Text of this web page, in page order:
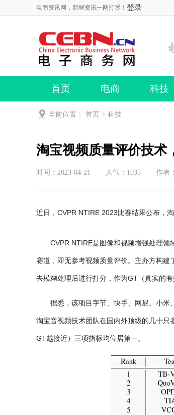
电商资讯网，新鲜资讯一网打尽！ 登录
首页 电商 科技
当前位置： 首页 > 科技
淘宝视频质量评价技术
时间：2023-04-21 人气： 1035 作者
近日，CVPR NTIRE 2023比赛结果公布，
CVPR NTIRE是图像和视频增强处理
赛道，即无参考视频质量评价。主办方构建
去模糊处理后进行打分，作为GT（真实的
据悉，该项目字节、快手、网易、小米
淘宝音视频技术团队在国内外顶级的几十
GT越接近）三项指标均位居第一。